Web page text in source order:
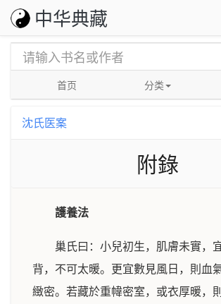
中华典藏
首页 分类
沈氏医案
附錄
護養法
巢氏曰：小兒初生，肌膚未實，
背，不可太暖。更宜數見風日，則血
緻密。若藏於重幃密室，或衣厚暖，